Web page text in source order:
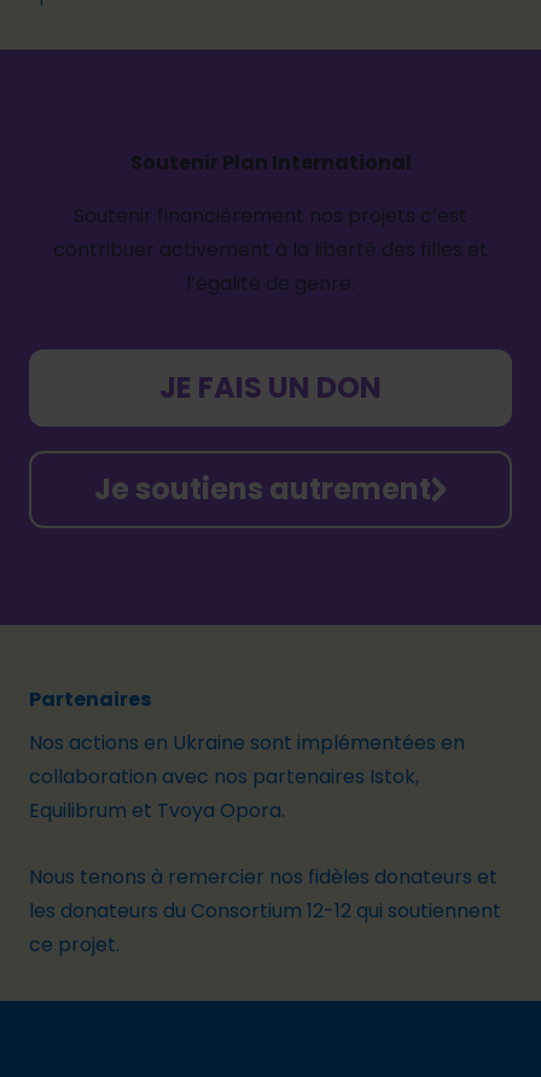
Soutenir Plan International
Soutenir financièrement nos projets c’est
contribuer activement à la liberté des filles et
l’égalité de genre.
JE FAIS UN DON
Je soutiens autrement
Partenaires
Nos actions en Ukraine sont implémentées en
collaboration avec nos partenaires Istok,
Equilibrum et Tvoya Opora.
Nous tenons à remercier nos fidèles donateurs et
les donateurs du Consortium 12-12 qui soutiennent
ce projet.